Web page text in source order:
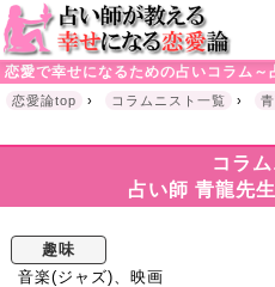
恋愛で幸せになるための占いコラム～
恋愛論top › コラムニスト一覧 ›
コラ
占い師 青龍先
趣味
音楽(ジャズ)、映画